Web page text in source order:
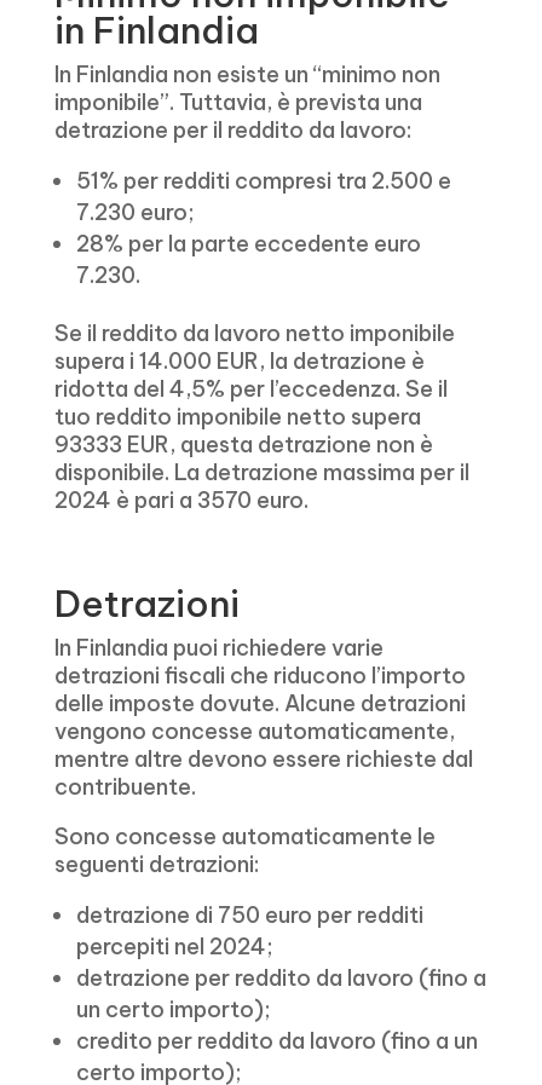
in Finlandia
In Finlandia non esiste un “minimo non
imponibile”. Tuttavia, è prevista una
detrazione per il reddito da lavoro:
51% per redditi compresi tra 2.500 e
7.230 euro;
28% per la parte eccedente euro
7.230.
Se il reddito da lavoro netto imponibile
supera i 14.000 EUR, la detrazione è
ridotta del 4,5% per l’eccedenza. Se il
tuo reddito imponibile netto supera
93333 EUR, questa detrazione non è
disponibile. La detrazione massima per il
2024 è pari a 3570 euro.
Detrazioni
In Finlandia puoi richiedere varie
detrazioni fiscali che riducono l’importo
delle imposte dovute. Alcune detrazioni
vengono concesse automaticamente,
mentre altre devono essere richieste dal
contribuente.
Sono concesse automaticamente le
seguenti detrazioni:
detrazione di 750 euro per redditi
percepiti nel 2024;
detrazione per reddito da lavoro (fino a
un certo importo);
credito per reddito da lavoro (fino a un
certo importo);